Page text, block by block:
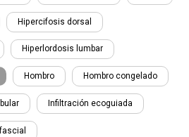
Hipercifosis dorsal
Hiperlordosis lumbar
Hombro Hombro congelado
Infiltración ecoguiada